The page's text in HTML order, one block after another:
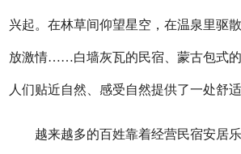
兴起。在林草间仰望星空，在温泉里驱
放激情……白墙灰瓦的民宿、蒙古包式的
人们贴近自然、感受自然提供了一处舒适
越来越多的百姓靠着经营民宿安居乐